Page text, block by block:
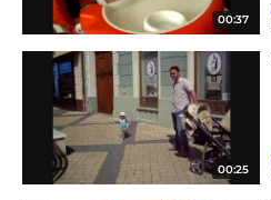
00:37
00:25